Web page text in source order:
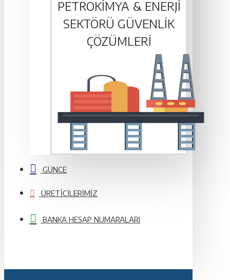
PETROKIMYA & ENERJI
SEKTÖRÜ GÜVENLIK
ÇÖZÜMLERI
GÜNCE
ÜRETICILERIMIZ
BANKA HESAP NUMARALARI